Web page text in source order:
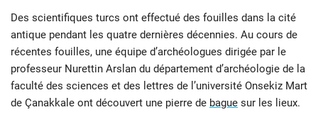
Des scientifiques turcs ont effectué des fouilles dans la cité
antique pendant les quatre dernières décennies. Au cours de
récentes fouilles, une équipe d’archéologues dirigée par le
professeur Nurettin Arslan du département d’archéologie de la
faculté des sciences et des lettres de l’université Onsekiz Mart
de Çanakkale ont découvert une pierre de bague sur les lieux.